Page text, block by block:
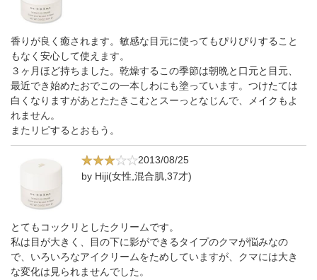
香りが良く癒されます。敏感な目元に使ってもぴりぴりすること
もなく安心して使えます。
３ヶ月ほど持ちました。乾燥するこの季節は朝晩と口元と目元、
最近でき始めたおでこの一本しわにも塗っています。つけたては
白くなりますがあとたたきこむとスーっとなじんで、メイクもよ
れません。
またリピするとおもう。
2013/08/25
by Hiji(女性,混合肌,37才)
とてもコックリとしたクリームです。
私は目が大きく、目の下に影ができるタイプのクマが悩みなの
で、いろいろなアイクリームをためしていますが、クマには大き
な変化は見られませんでした。